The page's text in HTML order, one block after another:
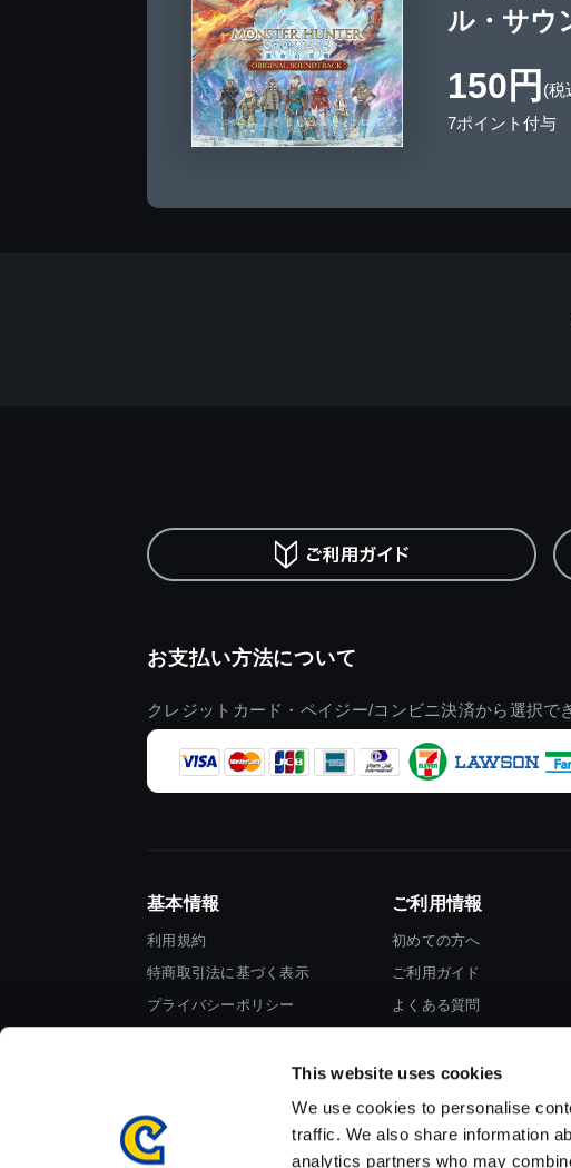
This website uses cookies
We use cookies to personalise
traffic. We also share information
analytics partners who may
ル・サウ
150円 (税
7ポイント付与
お支払い方法について
クレジットカード・ペイジー/コンビニ決済から選択で
基本情報
利用規約
特商取引法に基づく表示
プライバシーポリシー
ご利用情報
初めての方へ
ご利用ガイド
よくある質問